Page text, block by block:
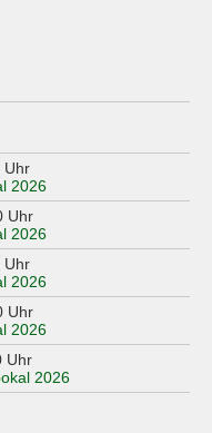
Uhr
2026
Uhr
2026
Uhr
2026
Uhr
2026
Uhr
2026